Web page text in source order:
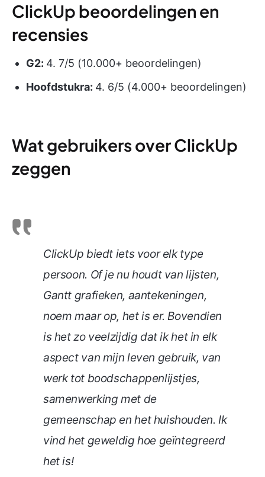
ClickUp beoordelingen en
recensies
G2: 4. 7/5 (10.000+ beoordelingen)
Hoofdstukra: 4. 6/5 (4.000+ beoordelingen)
Wat gebruikers over ClickUp
zeggen
ClickUp biedt iets voor elk type
persoon. Of je nu houdt van lijsten,
Gantt grafieken, aantekeningen,
noem maar op, het is er. Bovendien
is het zo veelzijdig dat ik het in elk
aspect van mijn leven gebruik, van
werk tot boodschappenlijstjes,
samenwerking met de
gemeenschap en het huishouden. Ik
vind het geweldig hoe geïntegreerd
het is!